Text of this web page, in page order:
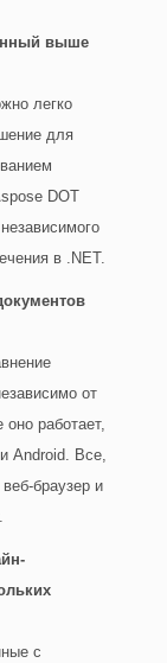
выше
легко
для
DOT
в .NET.
от
работает,
Android. Все,
браузер и
с